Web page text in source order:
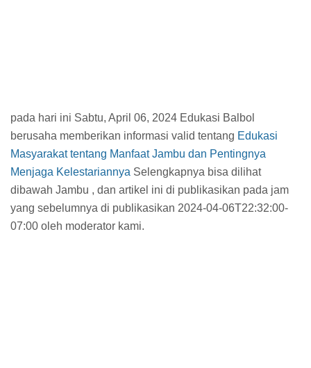
pada hari ini Sabtu, April 06, 2024 Edukasi Balbol
berusaha memberikan informasi valid tentang Edukasi
Masyarakat tentang Manfaat Jambu dan Pentingnya
Menjaga Kelestariannya Selengkapnya bisa dilihat
dibawah Jambu , dan artikel ini di publikasikan pada jam
yang sebelumnya di publikasikan 2024-04-06T22:32:00-
07:00 oleh moderator kami.